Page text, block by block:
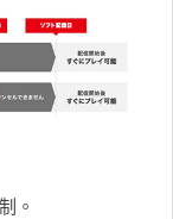
。